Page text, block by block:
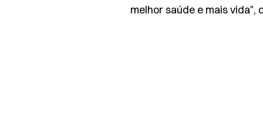
melhor saúde e mais vida",